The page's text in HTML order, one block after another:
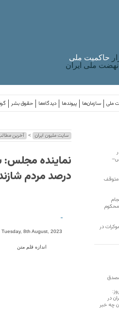
حاکميت ملی
ملی ایران
حقوق بشر دیدگاه‌ها پیوندها سازمان‌ها ملی
سایت ملیون ایران > آخرین
درصد مردم
-
Tuesday, 8th August, 2023
اندازه قلم متن
متوقف
محکوم
در
مصدق
در
چه خبر